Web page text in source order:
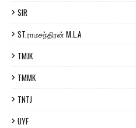
SIR
ST.ராமசந்திரன் M.L.A
TMJK
TMMK
TNTJ
UYF